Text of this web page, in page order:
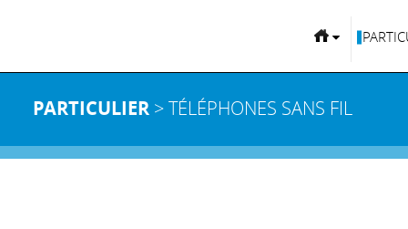
PARTICULIER > TÉLÉPHONES SANS FIL